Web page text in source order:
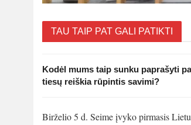
TAU TAIP PAT GALI PATIKTI
Kodėl mums taip sunku paprašyti
tiesų reiškia rūpintis savimi?
Birželio 5 d. Seime įvyko pirmasis